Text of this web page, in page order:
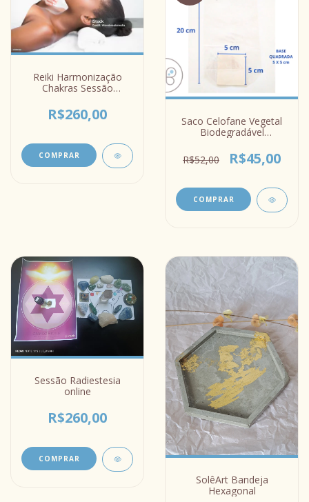
Reiki Harmonização
Chakras Sessão
R$260,00
COMPRAR
Saco Celofane Vegetal
Biodegradável
Sabonete Petit Four
R$52,00 R$45,00
Sessão Radiestesia
online
R$260,00
SolêArt Bandeja
Hexagonal